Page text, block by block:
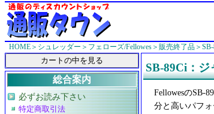
SB-89Ci：
FellowesのSB-
分と高いパフ
総合案内
必ずお読み下さい
特定商取引法
HOME ＞ シュレッダー ＞ フェローズ/Fellowes ＞ 販売終了品 ＞